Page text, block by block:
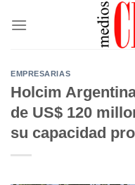
EMPRESARIAS
Holcim
de US$ 120
su capacidad